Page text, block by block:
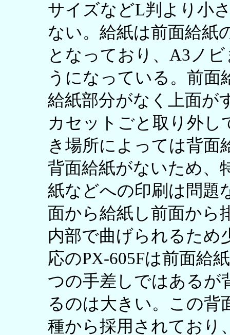
サイズなどL判より小
ない。給紙は前面給紙
となっており、A3ノ
うになっている。前面
給紙部分がなく上面が
カセットごと取り外し
き場所によっては背面
背面給紙がないため、
紙などへの印刷は問題
面から給紙し前面から
内部で曲げられるため
応のPX-605Fは前面給
つの手差しではあるが
るのは大きい。この背
種から採用されており